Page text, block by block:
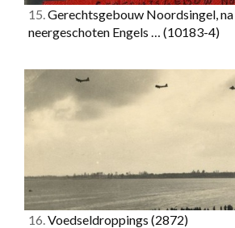
15.Gerechtsgebouw Noordsingel,
neergeschoten Engels … (10183-4)
16.Voedseldroppings (2872)